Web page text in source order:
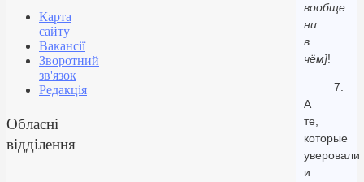
вообще
ни
в
чём]!
7.
А
те,
которые
уверовали
и
Карта
сайту
Вакансії
Зворотний
зв'язок
Редакція
Обласні
відділення